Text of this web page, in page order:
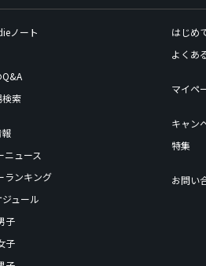
ノート
Q&A
検索
ニュース
ランキング
ュール
子
子
はじめ
よくあ
マイペ
キャン
特集
お問い